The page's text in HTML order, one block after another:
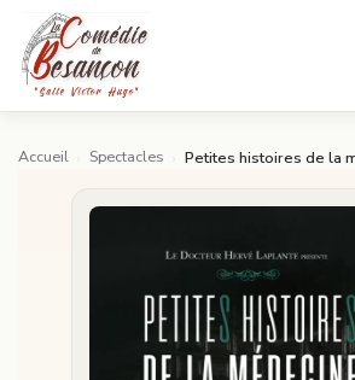
Passer au contenu principal
Accueil Spectacles